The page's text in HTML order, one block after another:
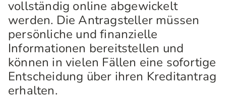
vollständig online abgewickelt
werden. Die Antragsteller müssen
persönliche und finanzielle
Informationen bereitstellen und
können in vielen Fällen eine sofortige
Entscheidung über ihren Kreditantrag
erhalten.